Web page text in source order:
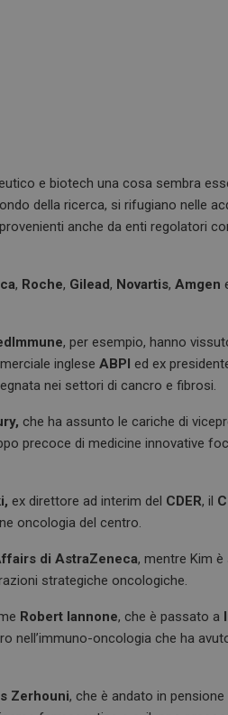
e biotech una cosa sembra
della ricerca, si rifugiano nelle
anche da enti regolatori
, Roche, Gilead, Novartis, Amgen
, per esempio, hanno
inglese ABPI ed ex
nei settori di cancro e fibrosi.
che ha assunto le cariche di
precoce di medicine innovative
ex direttore ad interim del CDER, il
oncologia del centro.
di AstraZeneca, mentre Kim
strategiche oncologiche.
Robert Iannone, che è passato a
nell’immuno-oncologia che ha
Zerhouni, che è andato in